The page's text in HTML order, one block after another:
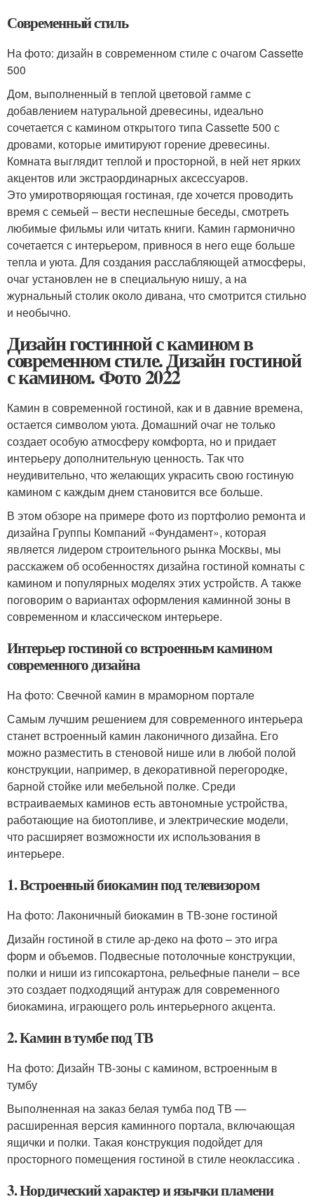
Современный стиль
На фото: дизайн в современном стиле с очагом Cassette
500
Дом, выполненный в теплой цветовой гамме с
добавлением натуральной древесины, идеально
сочетается с камином открытого типа Cassette 500 с
дровами, которые имитируют горение древесины.
Комната выглядит теплой и просторной, в ней нет ярких
акцентов или экстраординарных аксессуаров.
Это умиротворяющая гостиная, где хочется проводить
время с семьей – вести неспешные беседы, смотреть
любимые фильмы или читать книги. Камин гармонично
сочетается с интерьером, привнося в него еще больше
тепла и уюта. Для создания расслабляющей атмосферы,
очаг установлен не в специальную нишу, а на
журнальный столик около дивана, что смотрится стильно
и необычно.
Дизайн гостинной с камином в
современном стиле. Дизайн гостиной
с камином. Фото 2022
Камин в современной гостиной, как и в давние времена,
остается символом уюта. Домашний очаг не только
создает особую атмосферу комфорта, но и придает
интерьеру дополнительную ценность. Так что
неудивительно, что желающих украсить свою гостиную
камином с каждым днем становится все больше.
В этом обзоре на примере фото из портфолио ремонта и
дизайна Группы Компаний «Фундамент», которая
является лидером строительного рынка Москвы, мы
расскажем об особенностях дизайна гостиной комнаты с
камином и популярных моделях этих устройств. А также
поговорим о вариантах оформления каминной зоны в
современном и классическом интерьере.
Интерьер гостиной со встроенным камином
современного дизайна
На фото: Свечной камин в мраморном портале
Самым лучшим решением для современного интерьера
станет встроенный камин лаконичного дизайна. Его
можно разместить в стеновой нише или в любой полой
конструкции, например, в декоративной перегородке,
барной стойке или мебельной полке. Среди
встраиваемых каминов есть автономные устройства,
работающие на биотопливе, и электрические модели,
что расширяет возможности их использования в
интерьере.
1. Встроенный биокамин под телевизором
На фото: Лаконичный биокамин в ТВ-зоне гостиной
Дизайн гостиной в стиле ар-деко на фото – это игра
форм и объемов. Подвесные потолочные конструкции,
полки и ниши из гипсокартона, рельефные панели – все
это создает подходящий антураж для современного
биокамина, играющего роль интерьерного акцента.
2. Камин в тумбе под ТВ
На фото: Дизайн ТВ-зоны с камином, встроенным в
тумбу
Выполненная на заказ белая тумба под ТВ —
расширенная версия каминного портала, включающая
ящички и полки. Такая конструкция подойдет для
просторного помещения гостиной в стиле неоклассика .
3. Нордический характер и язычки пламени